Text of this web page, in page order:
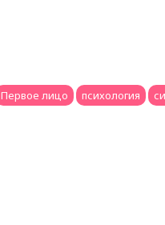
Первое лицо психология